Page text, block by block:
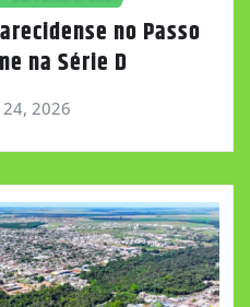
no Passo
na Série D
2026